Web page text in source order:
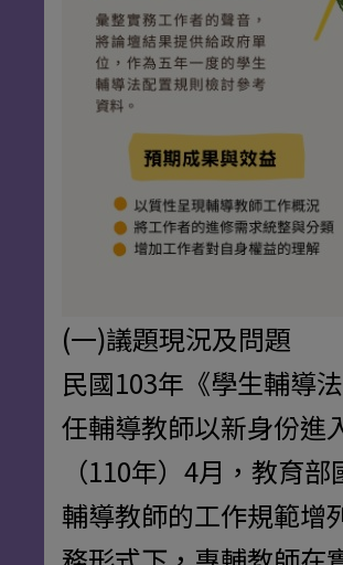
(一)議題現況及問題
民國103年《學生輔導
任輔導教師以新身份進
（110年）4月，教育
輔導教師的工作規範增